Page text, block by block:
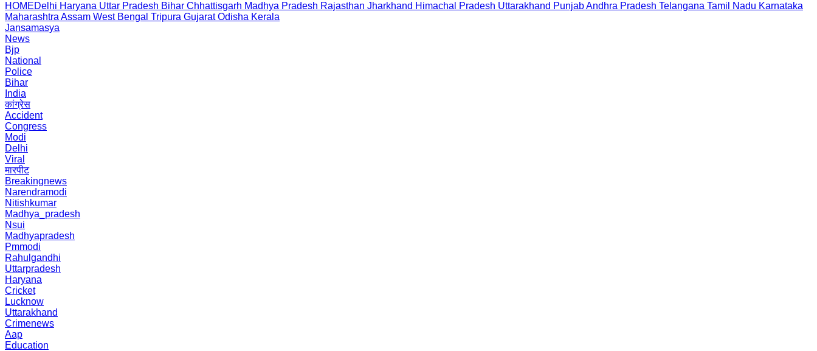
HOMEDelhi Haryana Uttar Pradesh Bihar Chhattisgarh Madhya Pradesh Rajasthan Jharkhand Himachal Pradesh Uttarakhand PunjabAndhra Pradesh Telangana Tamil Nadu Karnataka
Maharashtra Assam West Bengal Tripura Gujarat Odisha Kerala
Jansamasya
News
Bjp
National
Police
Bihar
India
कांग्रेस
Accident
Congress
Modi
Delhi
Viral
मारपीट
Breakingnews
Narendramodi
Nitishkumar
Madhya_pradesh
Nsui
Madhyapradesh
Pmmodi
Rahulgandhi
Uttarpradesh
Haryana
Cricket
Lucknow
Uttarakhand
Crimenews
Aap
Education